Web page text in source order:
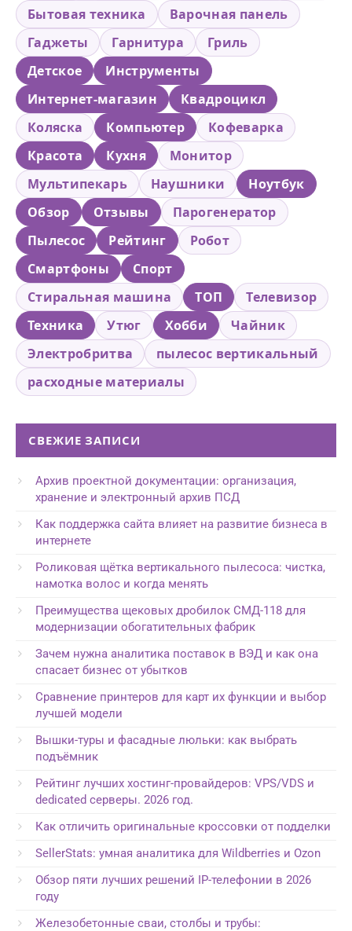
Бытовая техника
Варочная панель
Гаджеты
Гарнитура
Гриль
Детское
Инструменты
Интернет-магазин
Квадроцикл
Коляска
Компьютер
Кофеварка
Красота
Кухня
Монитор
Мультипекарь
Наушники
Ноутбук
Обзор
Отзывы
Парогенератор
Пылесос
Рейтинг
Робот
Смартфоны
Спорт
Стиральная машина
ТОП
Телевизор
Техника
Утюг Хобби
Чайник
Электробритва
пылесос вертикальный
расходные материалы
СВЕЖИЕ ЗАПИСИ
Архив проектной документации: организация,
хранение и электронный архив ПСД
Как поддержка сайта влияет на развитие бизнеса в
интернете
Роликовая щётка вертикального пылесоса: чистка,
намотка волос и когда менять
Преимущества щековых дробилок СМД-118 для
модернизации обогатительных фабрик
Зачем нужна аналитика поставок в ВЭД и как она
спасает бизнес от убытков
Сравнение принтеров для карт их функции и выбор
лучшей модели
Вышки-туры и фасадные люльки: как выбрать
подъёмник
Рейтинг лучших хостинг-провайдеров: VPS/VDS и
dedicated серверы. 2026 год.
Как отличить оригинальные кроссовки от подделки
SellerStats: умная аналитика для Wildberries и Ozon
Обзор пяти лучших решений IP-телефонии в 2026
году
Железобетонные сваи, столбы и трубы: